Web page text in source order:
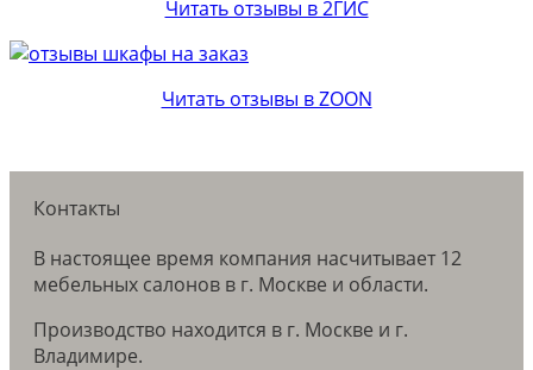
Читать отзывы в 2ГИС
Читать отзывы в ZOON
Контакты
В настоящее время компания насчитывает 12
мебельных салонов в г. Москве и области.
Производство находится в г. Москве и г.
Владимире.